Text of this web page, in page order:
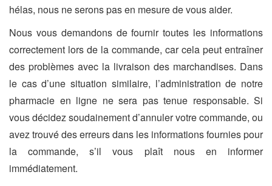
hélas, nous ne serons pas en mesure de vous aider.
Nous vous demandons de fournir toutes les informations
correctement lors de la commande, car cela peut entraîner
des problèmes avec la livraison des marchandises. Dans
le cas d’une situation similaire, l’administration de notre
pharmacie en ligne ne sera pas tenue responsable. Si
vous décidez soudainement d’annuler votre commande, ou
avez trouvé des erreurs dans les informations fournies pour
la commande, s’il vous plaît nous en informer
immédiatement.